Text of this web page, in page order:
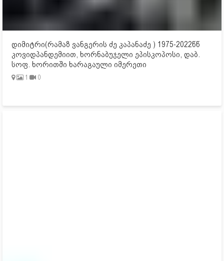
დიმიტრი(რამაზ ვანგერის ძე კაპანაძე ) 1975-2022წწ
კოვიდპანდემიით, ხორნაბუჯელი ეპისკოპოსი, დაბ.
სოფ. ხორითში ხარაგაული იმერეთი
1 0